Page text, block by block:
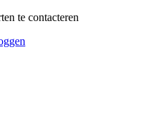
te contacteren